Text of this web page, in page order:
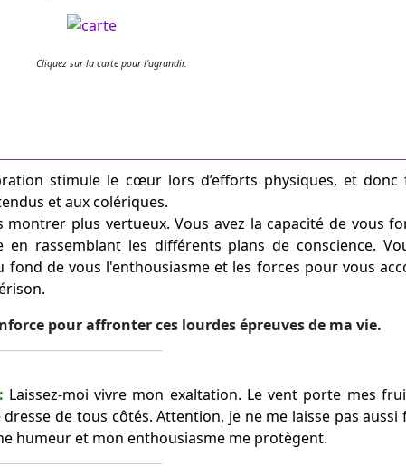
Cliquez sur la carte pour l'agrandir.
stimule le cœur lors d’efforts physiques, et donc
et aux colériques.
montrer plus vertueux. Vous avez la capacité de vous
en rassemblant les différents plans de conscience.
fond de vous l'enthousiasme et les forces pour vous
pour affronter ces lourdes épreuves de ma vie.
Laissez-moi vivre mon exaltation. Le vent porte mes
de tous côtés. Attention, je ne me laisse pas aussi
humeur et mon enthousiasme me protègent.